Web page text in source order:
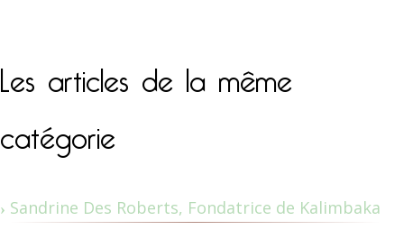
Les articles de la même
catégorie
Sandrine Des Roberts, Fondatrice de Kalimbaka